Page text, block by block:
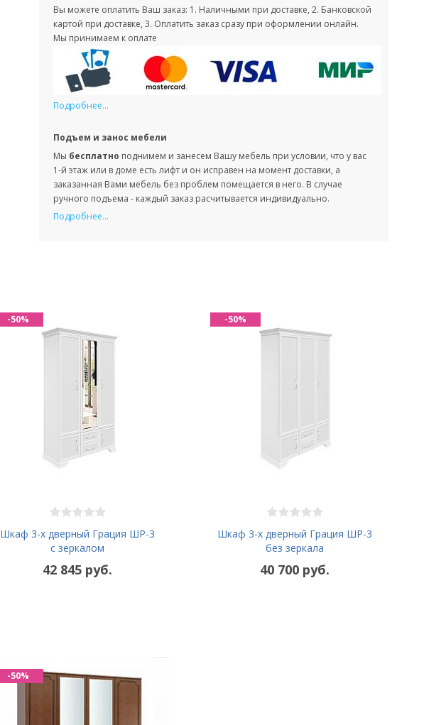
Вы можете оплатить Ваш заказ: 1. Наличными при доставке, 2. Банковской
картой при доставке, 3. Оплатить заказ сразу при оформлении онлайн.
Мы принимаем к оплате
Подробнее...
Подъем и занос мебели
Мы бесплатно поднимем и занесем Вашу мебель при условии, что у вас
1-й этаж или в доме есть лифт и он исправен на момент доставки, а
заказанная Вами мебель без проблем помещается в него. В случае
ручного подъема - каждый заказ расчитывается индивидуально.
Подробнее...
Шкаф 3-х дверный Грация ШР-3
с зеркалом
42 845 руб.
-50%
Шкаф 3-х дверный Грация ШР-3
без зеркала
40 700 руб.
-50%
-50%